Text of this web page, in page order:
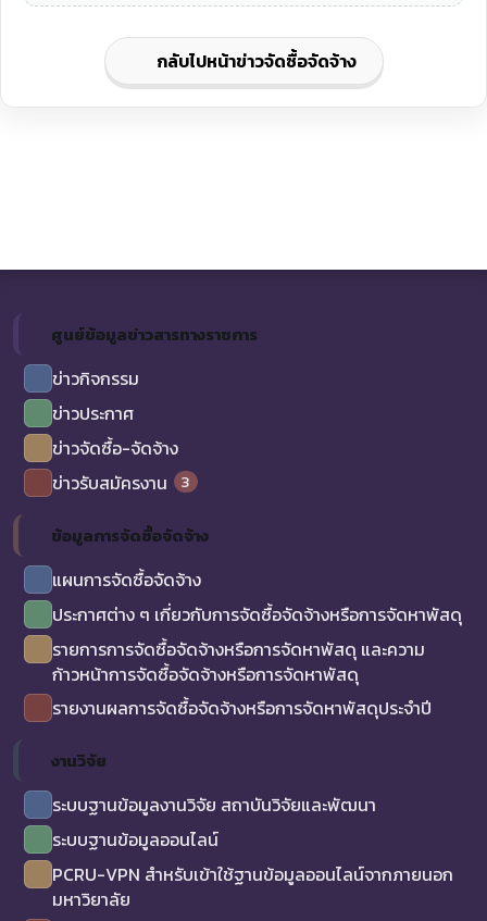
กลับไปหน้าข่าวจัดซื้อจัดจ้าง
ศูนย์ข้อมูลข่าวสารทางราชการ
ข่าวกิจกรรม
ข่าวประกาศ
ข่าวจัดซื้อ-จัดจ้าง
ข่าวรับสมัครงาน
3
ข้อมูลการจัดซื้อจัดจ้าง
แผนการจัดซื้อจัดจ้าง
ประกาศต่าง ๆ เกี่ยวกับการจัดซื้อจัดจ้างหรือการจัดหาพัสดุ
รายการการจัดซื้อจัดจ้างหรือการจัดหาพัสดุ และความ
ก้าวหน้าการจัดซื้อจัดจ้างหรือการจัดหาพัสดุ
รายงานผลการจัดซื้อจัดจ้างหรือการจัดหาพัสดุประจำปี
งานวิจัย
ระบบฐานข้อมูลงานวิจัย สถาบันวิจัยและพัฒนา
ระบบฐานข้อมูลออนไลน์
PCRU-VPN สำหรับเข้าใช้ฐานข้อมูลออนไลน์จากภายนอก
มหาวิยาลัย